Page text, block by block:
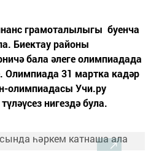
грамоталылыгы буенча
Биектау районы
бала әлеге олимпиадада
Олимпиада 31 мартка кадәр
олимпиадасы Учи.ру
нигездә була.